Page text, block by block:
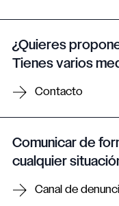
¿Quieres
Tienes varios
Contacto
Comunicar de
cualquier
Canal de